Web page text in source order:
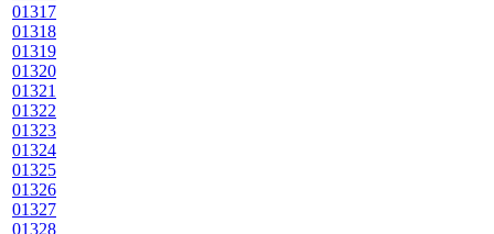
01317
01318
01319
01320
01321
01322
01323
01324
01325
01326
01327
01328